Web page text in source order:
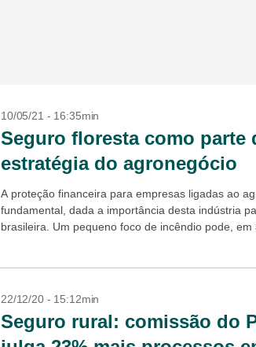
10/05/21 - 16:35min
Seguro floresta como parte
estratégia do agronegócio
A proteção financeira para empresas ligadas ao
fundamental, dada a importância desta indústria
brasileira. Um pequeno foco de incêndio pode, em
22/12/20 - 15:12min
Seguro rural: comissão do